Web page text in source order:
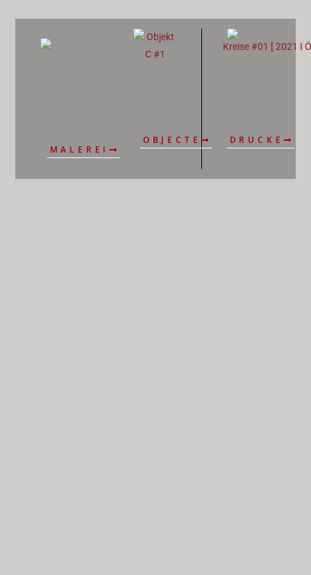
MALEREI
OBJECTE DRUCKE